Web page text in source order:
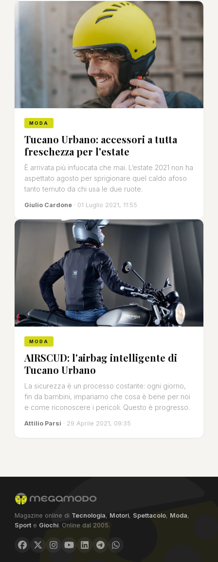
MODA
Tucano Urbano: accessori a tutta
freschezza per l'estate
È arrivata più infuocata che mai. L’estate 2021 non ha
aspettato agosto per sprigionare quel caldo afoso
tanto temuto da chi usa le due ruote.
Giulio Cardone · 01 Luglio 2021, 11:55
MODA
AIRSCUD: l'airbag intelligente di
Tucano Urbano
La sicurezza è un processo costante: ogni giorno,
fin da bambini, impariamo che cosa è bene per noi
e come riconoscere i pericoli. Questo è progresso.
Attilio Parsi · 29 Aprile 2021, 09:35
Magazine online di Tecnologia, Motori, Spettacolo, Moda,
Sport e Giochi. Online dal 2005.